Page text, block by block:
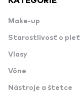
Make-up
Starostlivosť o pleť
Vlasy
Vône
Nástroje a štetce